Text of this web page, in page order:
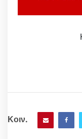
Κοιν.